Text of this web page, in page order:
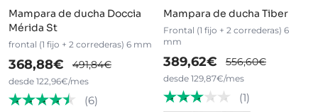
Mampara de ducha Doccia
Mérida St
frontal (1 fijo + 2 correderas) 6 mm
368,88€ 491,84€
desde 122,96€/mes
(6)
Mampara de ducha Tiber
Frontal (1 fijo + 2 correderas) 6
mm
389,62€ 556,60€
desde 129,87€/mes
(1)